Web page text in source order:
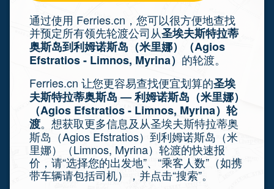
通过使用 Ferries.cn，您可以很方便地查找
并预定所有领先轮渡公司从圣埃夫斯特拉蒂
奥斯岛到利姆诺斯岛（米里娜）（Agios
Efstratios - Limnos, Myrina） 的轮渡。
Ferries.cn 让您更容易查找便宜划算的圣埃
夫斯特拉蒂奥斯岛 — 利姆诺斯岛（米里娜）
（Agios Efstratios - Limnos, Myrina）轮
渡。想获取更多信息及从圣埃夫斯特拉蒂奥
斯岛（Agios Efstratios）到利姆诺斯岛（米
里娜）（Limnos, Myrina）轮渡的快速报
价，请“选择您的出发地”、“乘客人数”（如携
带车辆请包括司机），并点击“搜索”。